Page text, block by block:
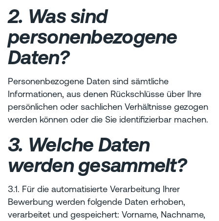
2. Was sind
personenbezogene
Daten?
Personenbezogene Daten sind sämtliche
Informationen, aus denen Rückschlüsse über Ihre
persönlichen oder sachlichen Verhältnisse gezogen
werden können oder die Sie identifizierbar machen.
3. Welche Daten
werden gesammelt?
3.1. Für die automatisierte Verarbeitung Ihrer
Bewerbung werden folgende Daten erhoben,
verarbeitet und gespeichert: Vorname, Nachname,